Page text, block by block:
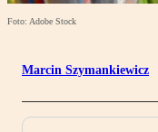
Foto: Adobe Stock
Marcin Szymankiewicz